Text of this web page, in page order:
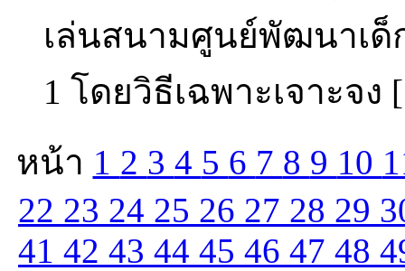
เล่นสนามศูนย์พัฒนาเด็
1 โดยวิธีเฉพาะเจาะจง
หน้า 1 2 3 4 5 6 7 8 9 10
22 23 24 25 26 27 28 29
41 42 43 44 45 46 47 48